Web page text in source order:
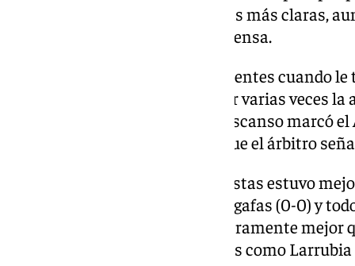
lado almeriense tuvieron las más claras,
salvaban la papeleta en defensa.
Los dos defendían con uñas y dientes cuando
Ander González sacaba a pasear varias veces
el encuentro. Justo antes del descanso marcó
dentro de cabeza en el 39’, aunque el árbitro
Tras ese susto para los malaguistas estuvo
llegó al descanso con resultado gafas (0-0) y
Los malaguistas estuvieron ligeramente mejor
en falta a jugadores importantes como